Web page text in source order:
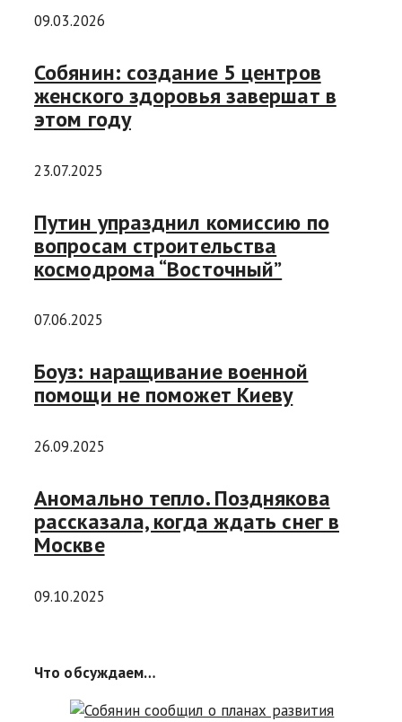
09.03.2026
Собянин: создание 5 центров
женского здоровья завершат в
этом году
23.07.2025
Путин упразднил комиссию по
вопросам строительства
космодрома “Восточный”
07.06.2025
Боуз: наращивание военной
помощи не поможет Киеву
26.09.2025
Аномально тепло. Позднякова
рассказала, когда ждать снег в
Москве
09.10.2025
Что обсуждаем…